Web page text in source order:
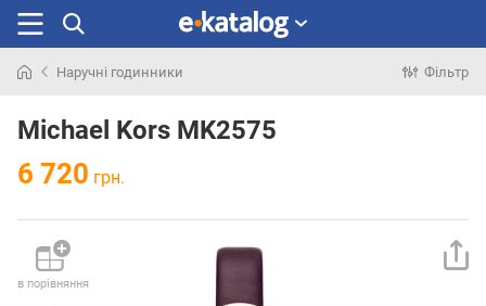
раніше
Наручні годинники Фільтр
Michael Kors MK2575
6 720 грн.
в порівняння